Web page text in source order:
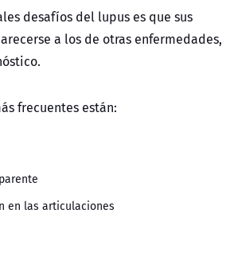
desafíos del lupus es que sus
a los de otras enfermedades,
frecuentes están:
en las articulaciones